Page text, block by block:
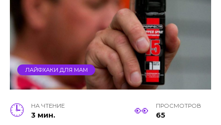
ЛАЙФХАКИ ДЛЯ МАМ
НА ЧТЕНИЕ
3 мин.
ПРОСМОТРОВ
65